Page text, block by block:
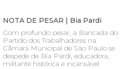
NOTA DE PESAR | Bia Pardi
Com profundo pesar, a Bancada do
Partido dos Trabalhadores na
Câmara Municipal de São Paulo se
despede de Bia Pardi, educadora,
militante histórica e incansável